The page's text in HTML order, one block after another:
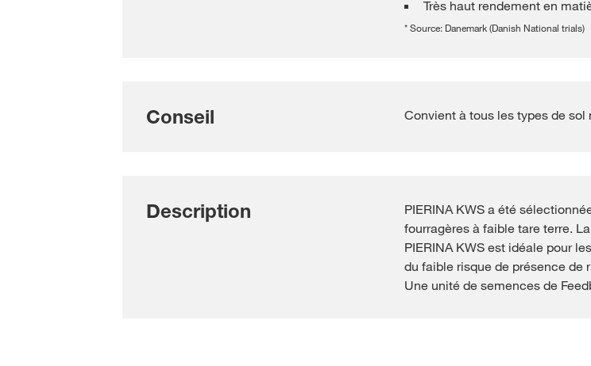
Très haut rendement en
* Source: Danemark (Danish National trials)
Conseil Convient à tous les types de
Description
PIERINA KWS a été
fourragères à faible tare terre.
PIERINA KWS est idéale pour
du faible risque de présence de
Une unité de semences de